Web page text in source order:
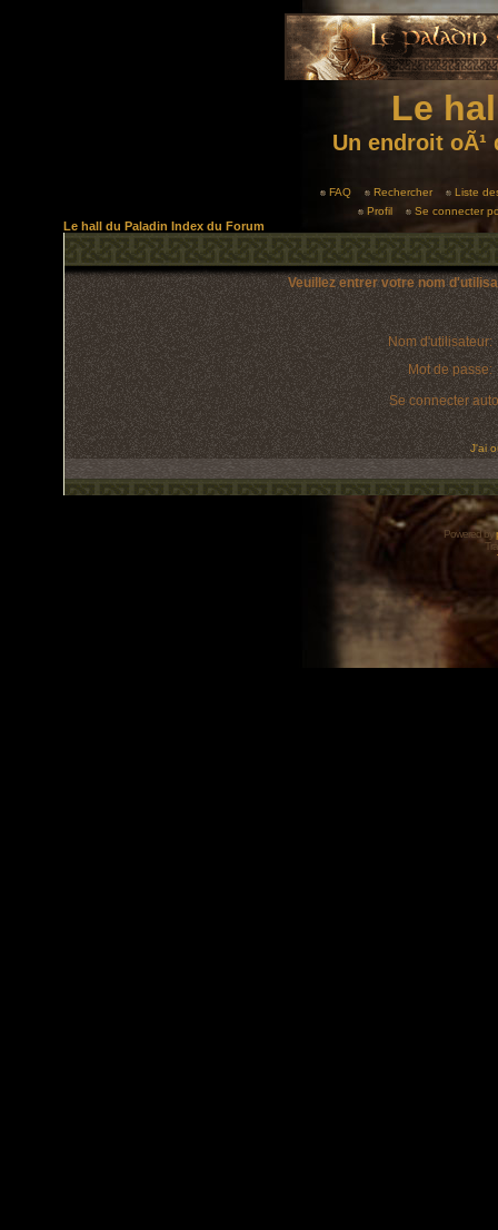
Le
Un endroit
FAQ Rechercher
Liste
Profil
Se connecter
Le hall du Paladin Index du Forum
Veuillez entrer votre nom
Nom d'utilisateur:
Mot de passe:
Se connecter
J'ai
Powered by